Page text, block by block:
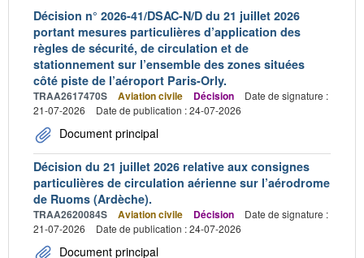
Décision n° 2026-41/DSAC-N/D du 21 juillet 2026
portant mesures particulières d’application des
règles de sécurité, de circulation et de
stationnement sur l’ensemble des zones situées
côté piste de l’aéroport Paris-Orly.
TRAA2617470S Aviation civile Décision
Date de signature :
21-07-2026
Date de publication : 24-07-2026
Document principal
Décision du 21 juillet 2026 relative aux consignes
particulières de circulation aérienne sur l’aérodrome
de Ruoms (Ardèche).
TRAA2620084S Aviation civile Décision
Date de signature :
21-07-2026
Date de publication : 24-07-2026
Document principal